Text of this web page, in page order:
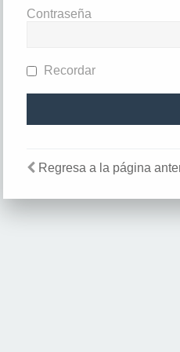
Contraseña
Recordar
Regresa a la página